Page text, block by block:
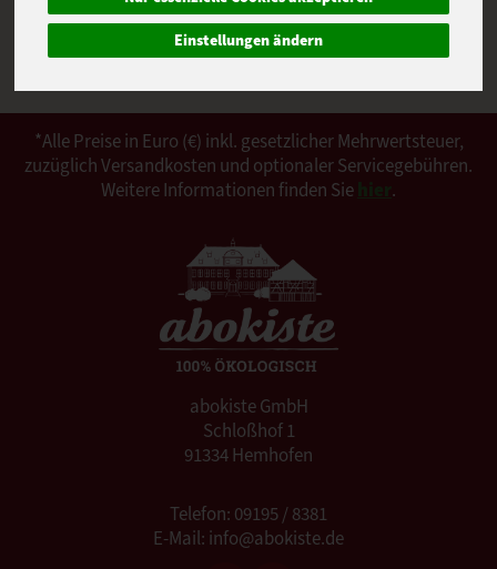
Einstellungen ändern
*Alle Preise in Euro (€) inkl. gesetzlicher Mehrwertsteuer,
zuzüglich Versandkosten und optionaler Servicegebühren.
Weitere Informationen finden Sie
.
abokiste GmbH
Schloßhof 1
91334 Hemhofen
Telefon: 09195 / 8381
E-Mail: info@abokiste.de